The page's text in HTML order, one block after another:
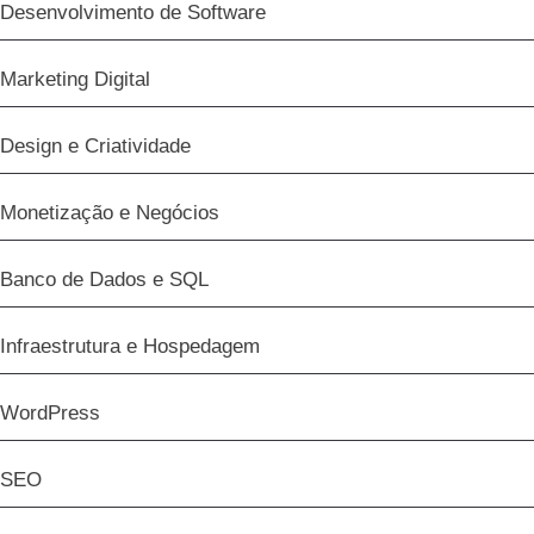
Desenvolvimento de Software
Marketing Digital
Design e Criatividade
Monetização e Negócios
Banco de Dados e SQL
Infraestrutura e Hospedagem
WordPress
SEO